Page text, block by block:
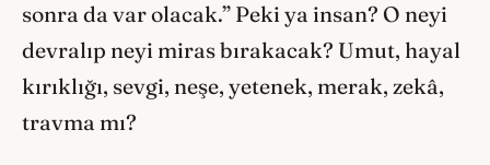
sonra da var olacak.” Peki ya insan? O neyi
devralıp neyi miras bırakacak? Umut, hayal
kırıklığı, sevgi, neşe, yetenek, merak, zekâ,
travma mı?